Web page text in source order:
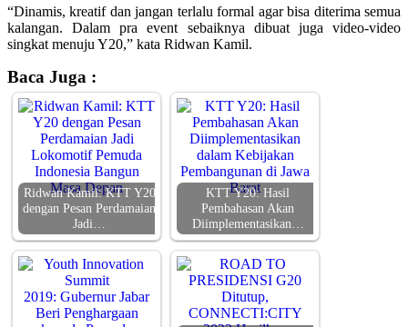
“Dinamis, kreatif dan jangan terlalu formal agar bisa diterima semua
kalangan. Dalam pra event sebaiknya dibuat juga video-video
singkat menuju Y20,” kata Ridwan Kamil.
Baca Juga :
Ridwan Kamil: KTT Y20
dengan Pesan Perdamaian
Jadi…
KTT Y20: Hasil
Pembahasan Akan
Diimplementasikan…